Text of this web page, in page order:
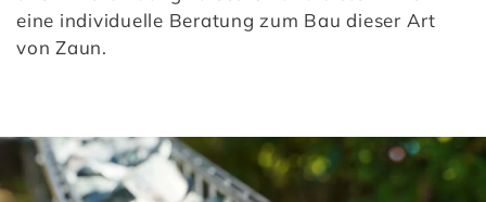
eine individuelle Beratung zum Bau dieser Art
von Zaun.